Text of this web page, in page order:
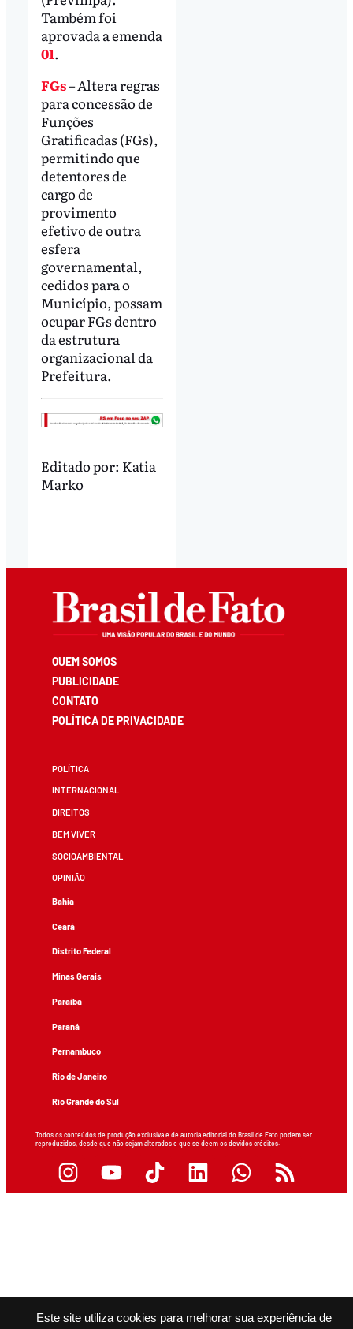
Este site utiliza cookies para melhorar sua experiência de
Também foi
aprovada a emenda
01.
FGs– Altera regras
para concessão de
Funções
Gratificadas (FGs),
permitindo que
detentores de
cargo de
provimento
efetivo de outra
esfera
governamental,
cedidos para o
Município, possam
ocupar FGs dentro
da estrutura
organizacional da
Prefeitura.
Editado por: Katia
Marko
QUEM SOMOS
PUBLICIDADE
CONTATO
POLÍTICA DE PRIVACIDADE
POLÍTICA
INTERNACIONAL
DIREITOS
BEM VIVER
SOCIOAMBIENTAL
OPINIÃO
Bahia
Ceará
Distrito Federal
Minas Gerais
Paraíba
Paraná
Pernambuco
Rio de Janeiro
Rio Grande do Sul
Todos os conteúdos de produção exclusiva e de autoria editorial do Brasil de Fato podem ser
reproduzidos, desde que não sejam alterados e que se deem os devidos créditos.